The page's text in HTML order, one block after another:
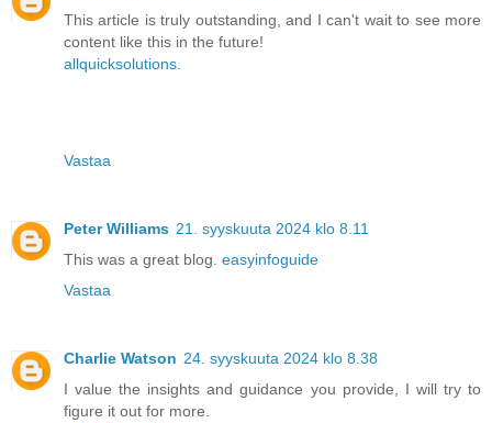
This article is truly outstanding, and I can't wait to see more
content like this in the future!
allquicksolutions.
Vastaa
Peter Williams 21. syyskuuta 2024 klo 8.11
This was a great blog. easyinfoguide
Vastaa
Charlie Watson 24. syyskuuta 2024 klo 8.38
I value the insights and guidance you provide, I will try to
figure it out for more.